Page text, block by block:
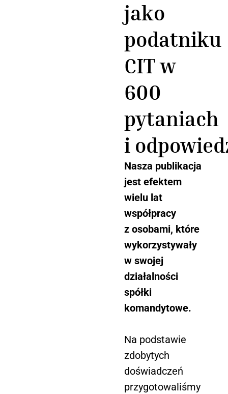
jako
podatniku
CIT w
600
pytaniach
i
Nasza publikacja
jest efektem
wielu lat
współpracy
z osobami, które
wykorzystywały
w swojej
działalności
spółki
komandytowe.
Na podstawie
zdobytych
doświadczeń
przygotowaliśmy